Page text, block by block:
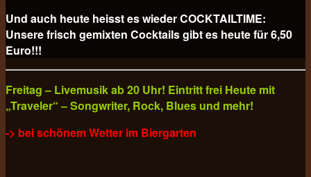
Und auch heute heisst es wieder COCKTAILTIME:
Unsere frisch gemixten Cocktails gibt es heute für6,50
Euro!!!
Freitag – Livemusik ab 20 Uhr! Eintritt frei Heute mit
„Traveler“ – Songwriter, Rock, Blues und mehr!
-> bei schönem Wetter im Biergarten